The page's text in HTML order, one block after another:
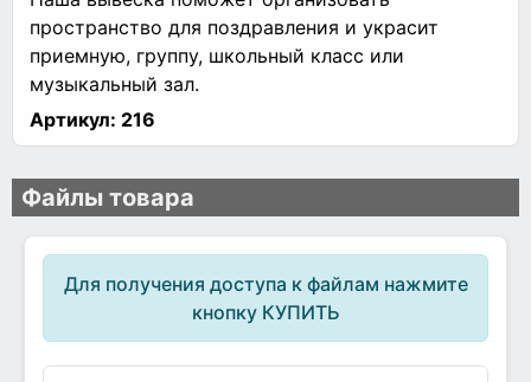
пространство для поздравления и украсит
приемную, группу, школьный класс или
музыкальный зал.
Артикул: 216
Файлы товара
Для получения доступа к файлам нажмите
кнопку КУПИТЬ